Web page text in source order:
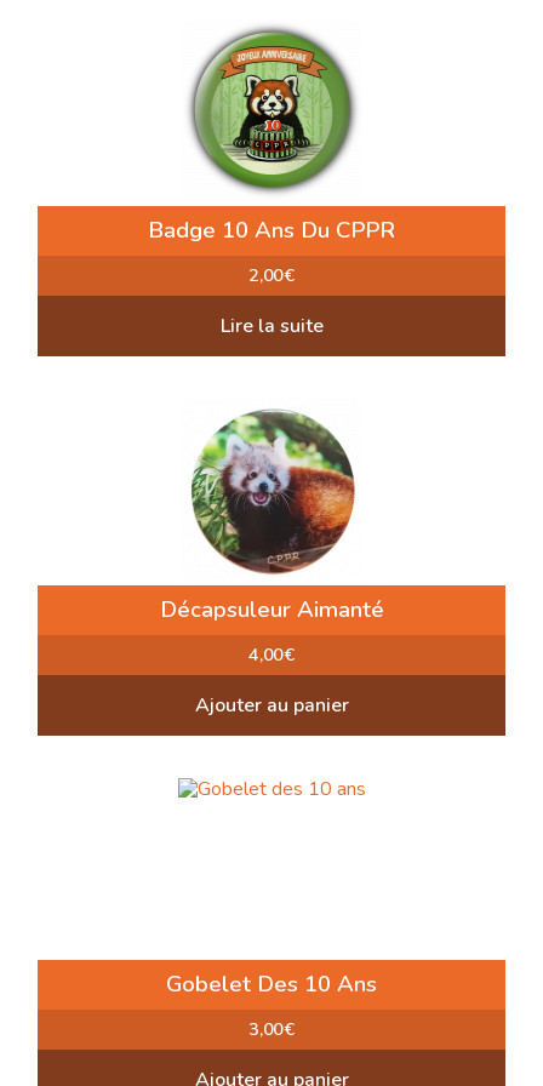
Badge 10 Ans Du CPPR
2,00€
Lire la suite
Décapsuleur Aimanté
4,00€
Ajouter au panier
Gobelet Des 10 Ans
3,00€
Ajouter au panier